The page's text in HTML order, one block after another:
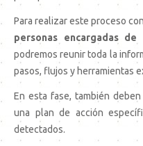
Para realizar este proceso
personas encargadas
podremos reunir toda la
pasos, flujos y herramientas
En esta fase, también deben
una plan de acción
detectados.